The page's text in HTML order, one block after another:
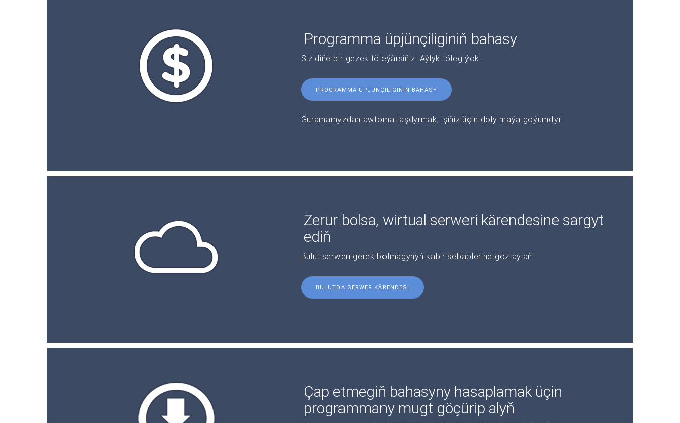
Programma üpjünçiliginiň bahasy
Siz diňe bir gezek töleýärsiňiz. Aýlyk töleg ýok!
PROGRAMMA ÜPJÜNÇILIGINIŇ BAHASY
Guramamyzdan awtomatlaşdyrmak, işiňiz üçin doly maýa goýumdyr!
Zerur bolsa, wirtual serweri kärendesine sargyt
ediň
Bulut serweri gerek bolmagynyň käbir sebäplerine göz aýlaň.
BULUTDA SERWER KÄRENDESI
Çap etmegiň bahasyny hasaplamak üçin
programmany mugt göçürip alyň